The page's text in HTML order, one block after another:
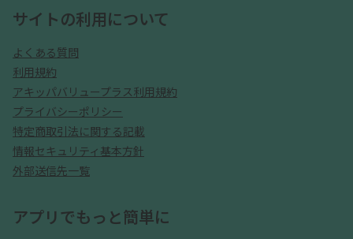
サイトの利用について
よくある質問
利用規約
アキッパバリュープラス利用規約
プライバシーポリシー
特定商取引法に関する記載
情報セキュリティ基本方針
外部送信先一覧
アプリでもっと簡単に